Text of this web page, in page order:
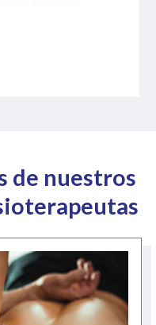
de nuestros